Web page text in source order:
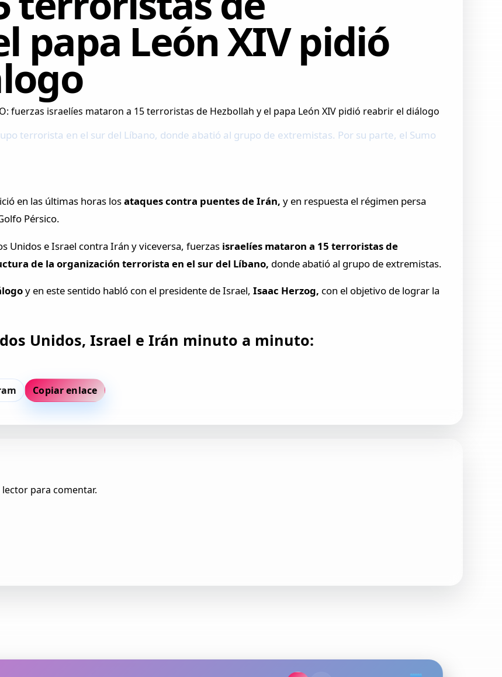
papa León XIV pidió
terrorista en el sur del Líbano, donde abatió al grupo de extremistas. Por su parte, el Sumo
en las últimas horas losataques contra puentes de Irán, y en respuesta el régimen persa
Pérsico.
Unidos e Israel contra Irán y viceversa, fuerzas israelíes mataron a 15 terroristas de
de la organización terrorista en el sur del Líbano, donde abatió al grupo de extremistas.
y en este sentido habló con el presidente de Israel,Isaac Herzog, con el objetivo de lograr la
Unidos, Israel e Irán minuto a minuto:
Copiar enlace
para comentar.